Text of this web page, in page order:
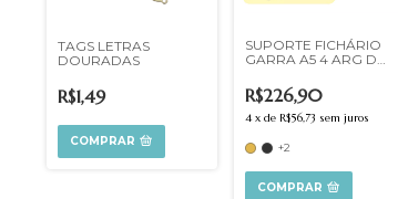
TAGS LETRAS
DOURADAS
R$1,49
COMPRAR
SUPORTE FICHÁRIO
GARRA A5 4 ARG D
R$226,90
4 x de R$56,73 sem juros
+2
COMPRAR